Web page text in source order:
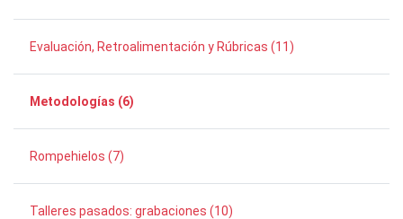
Evaluación, Retroalimentación y Rúbricas (11)
Metodologías (6)
Rompehielos (7)
Talleres pasados: grabaciones (10)